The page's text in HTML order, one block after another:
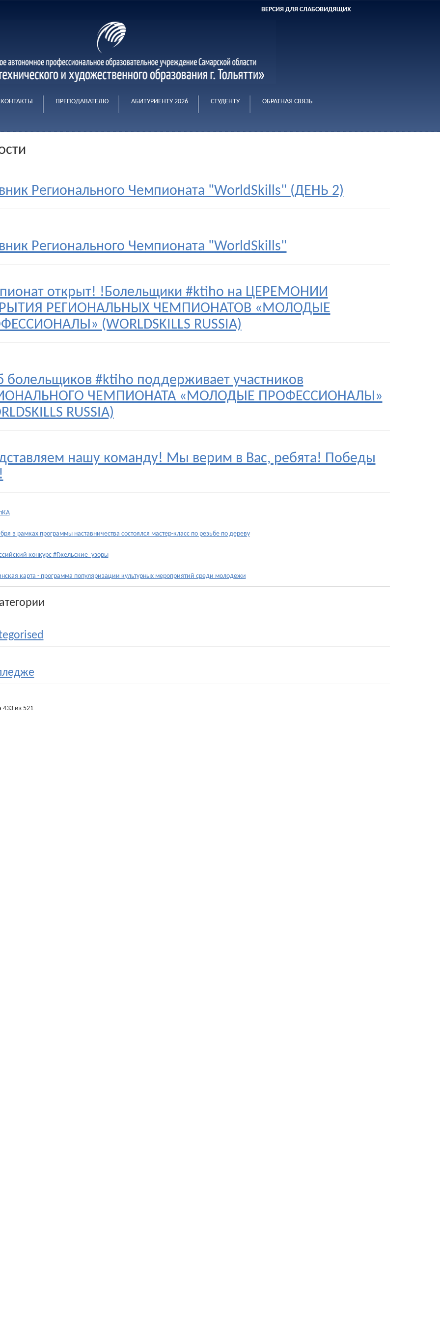
ВЕРСИЯ ДЛЯ СЛАБОВИДЯЩИХ
КОНТАКТЫ ПРЕПОДАВАТЕЛЮ АБИТУРИЕНТУ 2026 СТУДЕНТУ ОБРАТНАЯ СВЯЗЬ
Регионального Чемпионата "WorldSkills" (ДЕНЬ 2)
Регионального Чемпионата "WorldSkills"
открыт! !Болельщики #ktiho на ЦЕРЕМОНИИ
РЕГИОНАЛЬНЫХ ЧЕМПИОНАТОВ «МОЛОДЫЕ
(WORLDSKILLS RUSSIA)
болельщиков #ktiho поддерживает участников
ЧЕМПИОНАТА «МОЛОДЫЕ ПРОФЕССИОНАЛЫ»
RUSSIA)
нашу команду! Мы верим в Вас, ребята! Победы
в рамках программы наставничества состоялся мастер-класс по резьбе по дереву
конкурс #Гжельские_узоры
карта - программа популяризации культурных мероприятий среди молодежи
433 из 521